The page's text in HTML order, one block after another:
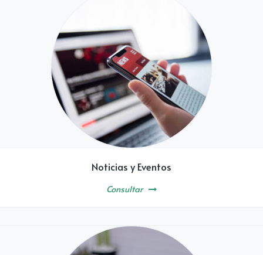
Noticias y Eventos
Consultar